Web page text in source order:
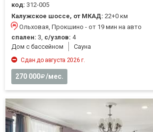
код: 312-005
Калужское шоссе, от МКАД: 22+0 км
Ольховая, Прокшино - от 19 мин на авто
спален: 3, с/узлов: 4
Дом с бассейном
Cауна
Сдан до августа 2026 г.
270 000 /мес.